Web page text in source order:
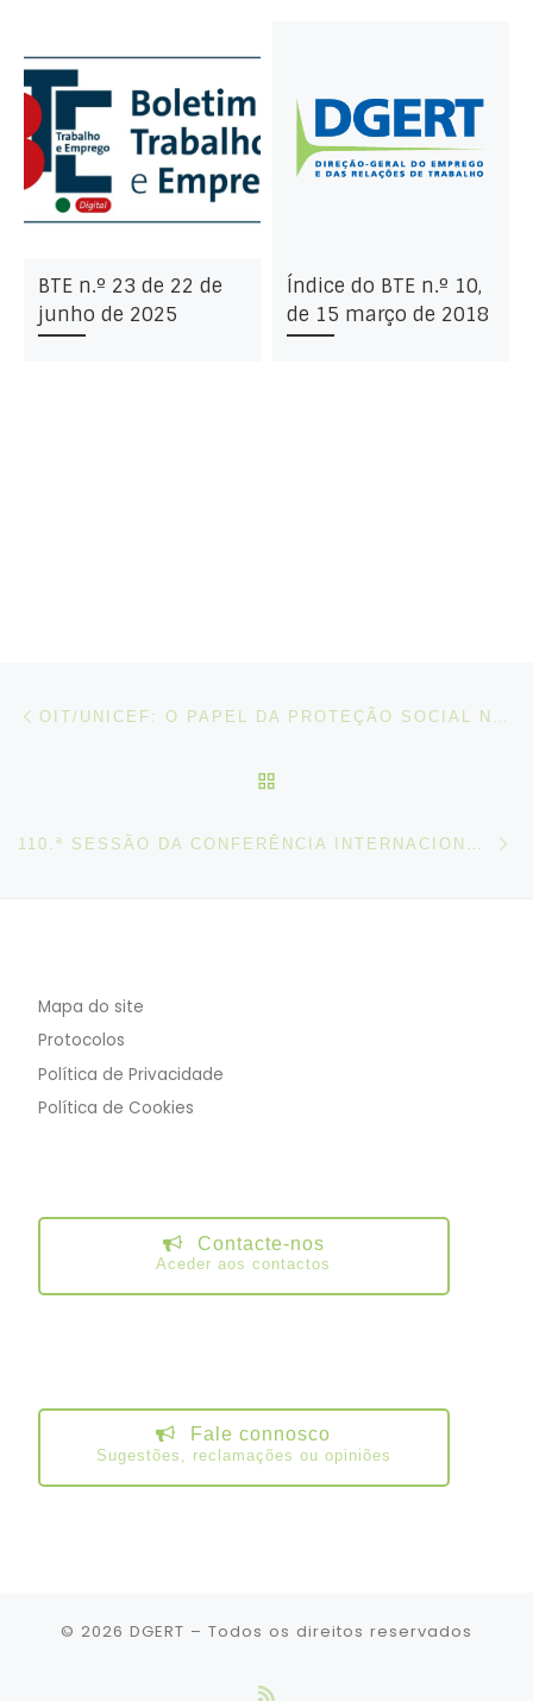
BTE n.º 23 de 22 de
junho de 2025
Índice do BTE n.º 10,
de 15 março de 2018
Post navigation
Mapa do site
Protocolos
Política de Privacidade
Política de Cookies
Contacte-nos
Aceder aos contactos
Fale connosco
Sugestões, reclamações ou opiniões
© 2026 DGERT – Todos os direitos reservados